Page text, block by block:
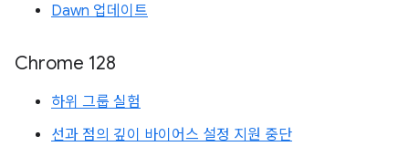
Dawn 업데이트
Chrome 128
하위 그룹 실험
선과 점의 깊이 바이어스 설정 지원 중단